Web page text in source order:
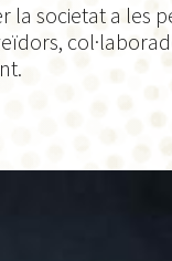
la societat a les